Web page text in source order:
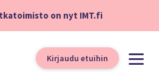
on nyt IMT.fi
Kirjaudu etuihin